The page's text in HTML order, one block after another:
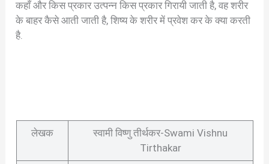
कहाँ और किस प्रकार उत्पन्न किस प्रकार गिरायी जाती है, वह शरीर
के बाहर कैसे आती जाती है, शिष्य के शरीर में प्रवेश कर के क्या करती
है.
लेखक
स्वामी विष्णु तीर्थकर-Swami Vishnu
Tirthakar